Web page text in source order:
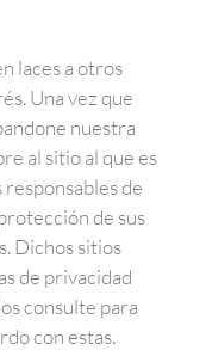
laces a otros
Una vez que
nuestra
al sitio al que es
de
de sus
Dichos sitios
de privacidad
consulte para
con estas.